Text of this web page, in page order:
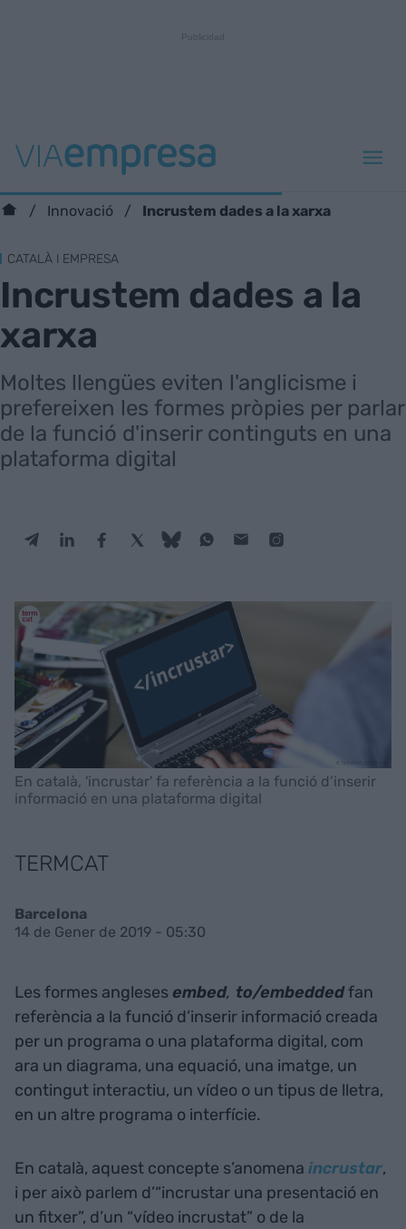
Innovació Incrustem dades a la xarxa
CATALÀ I EMPRESA
Incrustem dades a la
xarxa
Moltes llengües eviten l'anglicisme i
prefereixen les formes pròpies per parlar
de la funció d'inserir continguts en una
plataforma digital
En català, 'incrustar' fa referència a la funció d’inserir
informació en una plataforma digital
TERMCAT
Barcelona
14 de Gener de 2019 - 05:30
Les formes angleses embed, to/embeddedfan
referència a la funció d’inserir informació creada
per un programa o una plataforma digital, com
ara un diagrama, una equació, una imatge, un
contingut interactiu, un vídeo o un tipus de lletra,
en un altre programa o interfície.
En català, aquest concepte s’anomena incrustar,
i per això parlem d’“incrustar una presentació en
un fitxer”, d’un “vídeo incrustat” o de la